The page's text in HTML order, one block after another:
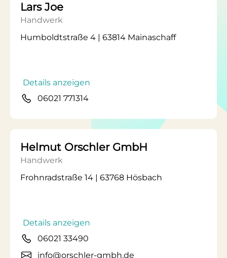
Lars Joe
Handwerk
Humboldtstraße 4 | 63814 Mainaschaff
Details anzeigen
06021 771314
Helmut Orschler GmbH
Handwerk
Frohnradstraße 14 | 63768 Hösbach
Details anzeigen
06021 33490
info@orschler-gmbh.de